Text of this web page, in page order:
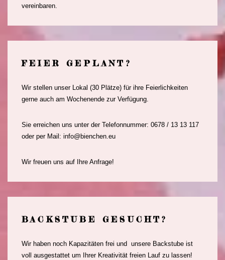
vereinbaren.
FEIER GEPLANT?
Wir stellen unser Lokal (30 Plätze) für ihre Feierlichkeiten
gerne auch am Wochenende zur Verfügung.
Sie erreichen uns unter der Telefonnummer: 0678 / 13 13 117
oder per Mail: info@bienchen.eu
Wir freuen uns auf Ihre Anfrage!
BACKSTUBE GESUCHT?
Wir haben noch Kapazitäten frei und unsere Backstube ist
voll ausgestattet um Ihrer Kreativität freien Lauf zu lassen!